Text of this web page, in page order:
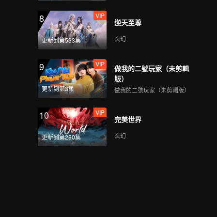
8
更新到第533集
VIP
逆天至尊
玄幻
9
更新到第3集
VIP
做我的二號玩家（未剪輯
版）
做我的二號玩家（未剪輯版）
10
更新到第280集
VIP
完美世界
玄幻